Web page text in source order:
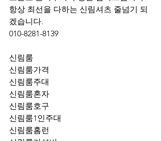
항상 최선을 다하는 신림셔츠 줄넘기 되
겠습니다.
010-8281-8139
신림룸
신림룸가격
신림룸주대
신림룸혼자
신림룸호구
신림룸1인주대
신림룸홈런